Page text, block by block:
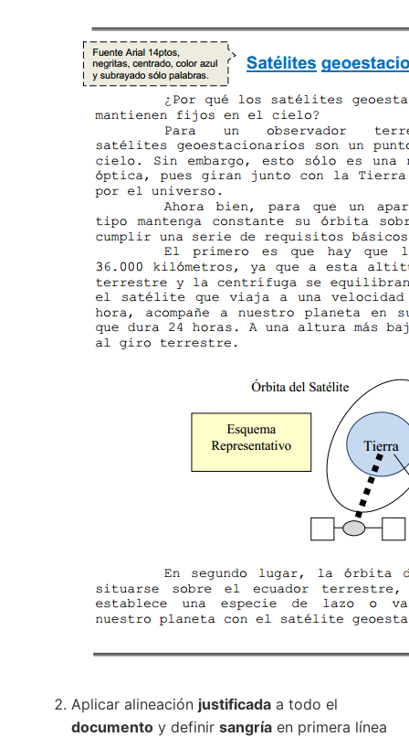
Aplicar alineación justificada a todo el
documento y definir sangría en primera línea